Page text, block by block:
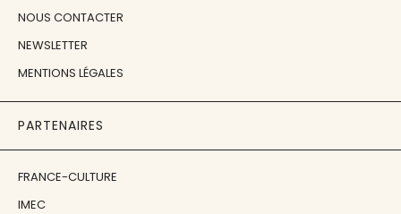
NOUS CONTACTER
NEWSLETTER
MENTIONS LÉGALES
PARTENAIRES
FRANCE-CULTURE
IMEC